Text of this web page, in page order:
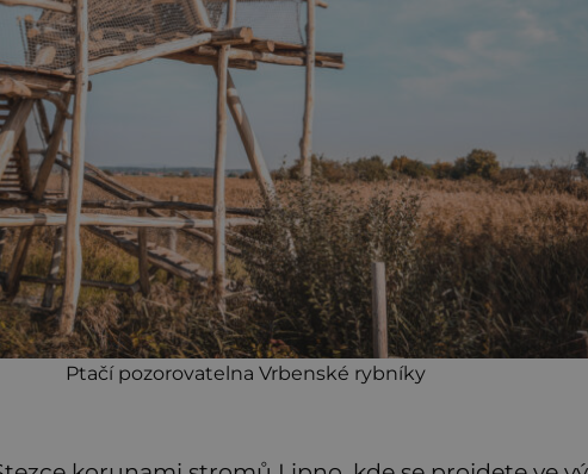
Ptačí pozorovatelna Vrbenské rybníky